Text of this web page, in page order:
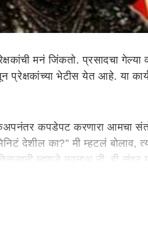
मनं जिंकतो. प्रसादचा गेल्या
प्रेक्षकांच्या भेटीस येत आहे. या
पॅकअपनंतर कपडेपट करणारा
देशील का?” मी म्हटलं बोलाव,
म्हणजे नवनाथ नी. ही सुंदर
आणि सगळे क्षणार्धात… मला